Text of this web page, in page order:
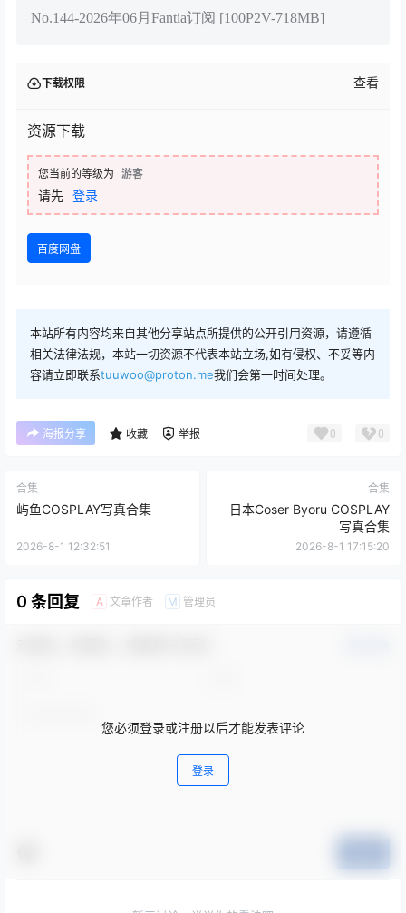
No.144-2026年06月Fantia订阅 [100P2V-718MB]
下载权限 查看
资源下载
您当前的等级为 游客
请先 登录
百度网盘
本站所有内容均来自其他分享站点所提供的公开引用资源，请遵循
相关法律法规，本站一切资源不代表本站立场,如有侵权、不妥等内
容请立即联系tuuwoo@proton.me我们会第一时间处理。
海报分享 收藏 举报 0 0
合集
屿鱼COSPLAY写真合集
2026-8-1 12:32:51
合集
日本Coser Byoru COSPLAY
写真合集
2026-8-1 17:15:20
0 条回复 A 文章作者 M 管理员
您必须登录或注册以后才能发表评论
登录